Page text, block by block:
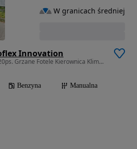
Innovation
1364 cm3 • 120 KM • 1.4 120ps. Grzane Fotele Kierownica Klimatyzacja 2013
Benzyna
Manualna
W granicach średniej